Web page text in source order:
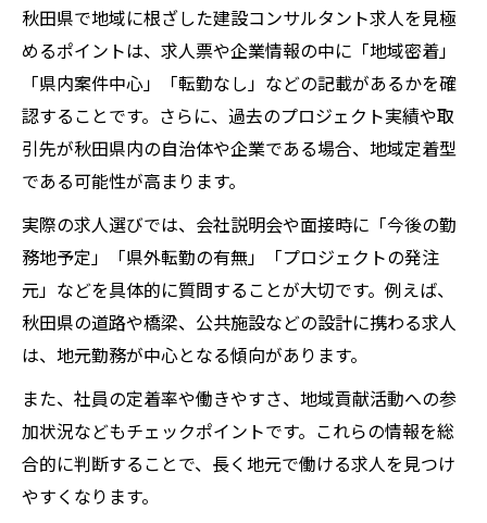
秋田県で地域に根ざした建設コンサルタント求人を見極
めるポイントは、求人票や企業情報の中に「地域密着」
「県内案件中心」「転勤なし」などの記載があるかを確
認することです。さらに、過去のプロジェクト実績や取
引先が秋田県内の自治体や企業である場合、地域定着型
である可能性が高まります。
実際の求人選びでは、会社説明会や面接時に「今後の勤
務地予定」「県外転勤の有無」「プロジェクトの発注
元」などを具体的に質問することが大切です。例えば、
秋田県の道路や橋梁、公共施設などの設計に携わる求人
は、地元勤務が中心となる傾向があります。
また、社員の定着率や働きやすさ、地域貢献活動への参
加状況などもチェックポイントです。これらの情報を総
合的に判断することで、長く地元で働ける求人を見つけ
やすくなります。